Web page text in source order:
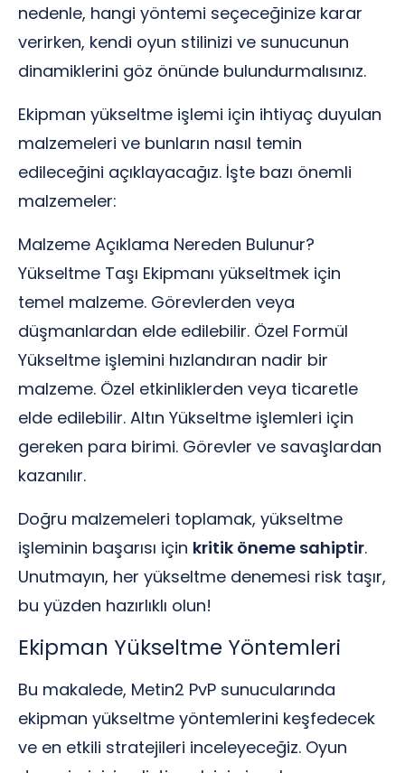
nedenle, hangi yöntemi seçeceğinize karar
verirken, kendi oyun stilinizi ve sunucunun
dinamiklerini göz önünde bulundurmalısınız.
Ekipman yükseltme işlemi için ihtiyaç duyulan
malzemeleri ve bunların nasıl temin
edileceğini açıklayacağız. İşte bazı önemli
malzemeler:
Malzeme Açıklama Nereden Bulunur?
Yükseltme Taşı Ekipmanı yükseltmek için
temel malzeme. Görevlerden veya
düşmanlardan elde edilebilir. Özel Formül
Yükseltme işlemini hızlandıran nadir bir
malzeme. Özel etkinliklerden veya ticaretle
elde edilebilir. Altın Yükseltme işlemleri için
gereken para birimi. Görevler ve savaşlardan
kazanılır.
Doğru malzemeleri toplamak, yükseltme
işleminin başarısı için kritik öneme sahiptir.
Unutmayın, her yükseltme denemesi risk taşır,
bu yüzden hazırlıklı olun!
Ekipman Yükseltme Yöntemleri
Bu makalede, Metin2 PvP sunucularında
ekipman yükseltme yöntemlerini keşfedecek
ve en etkili stratejileri inceleyeceğiz. Oyun